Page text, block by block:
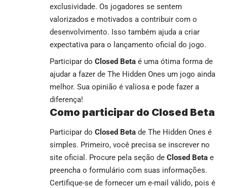
exclusividade. Os jogadores se sentem
valorizados e motivados a contribuir com o
desenvolvimento. Isso também ajuda a criar
expectativa para o lançamento oficial do jogo.
Participar do Closed Beta é uma ótima forma de
ajudar a fazer de The Hidden Ones um jogo ainda
melhor. Sua opinião é valiosa e pode fazer a
diferença!
Como participar do Closed Beta
Participar do Closed Beta de The Hidden Ones é
simples. Primeiro, você precisa se inscrever no
site oficial. Procure pela seção de Closed Beta e
preencha o formulário com suas informações.
Certifique-se de fornecer um e-mail válido, pois é